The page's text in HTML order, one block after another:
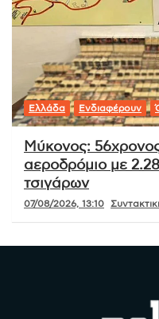
Ελλάδα Ενδιαφέρουν
Μύκονος:
αεροδρόμιο με
τσιγάρων
07/08/2026, 13:10